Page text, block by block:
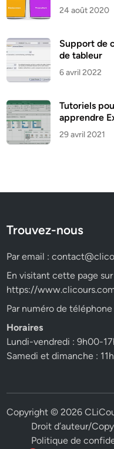
24 août 2020
Support de
de tableur
6 avril 2022
Tutoriels
apprendre
29 avril 2021
Trouvez-nous
Par email :
En visitant cette page
https://
Par numéro de
Horaires
Lundi-vendredi : 9h00-
Samedi et dimanche :
Copyright © 2026
Droit d’auteur/
Politique de